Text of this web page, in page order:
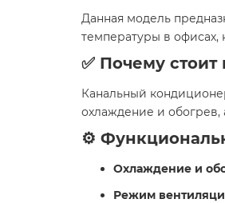
Данная модель
температуры в офисах,
✅ Почему стоит
Канальный
охлаждение и
⚙️
Охлаждение и
Режим